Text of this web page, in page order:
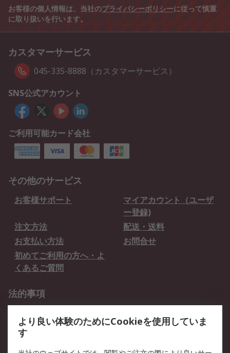
お客様の個人情報は、当社のプライバシーポリシーに従って慎重
に取り扱いを行います。
カスタマーサービス
045-335-8888（カスタマーサービス）
SNS公式アカウント
ご利用可能カード会社
その他のサービス
お客様サポート
マイアカウント（ユーザ
ー登録)
注文方法
配送・送料
お支払い方法
お問合せ
初めてご利用の方へ・よ
くあるご質問
法的事項
クッキーポリシー
より良い体験のためにCookieを使用していま
す